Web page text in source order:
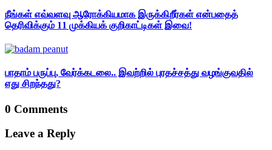
நீங்கள் எவ்வளவு ஆரோக்கியமாக இருக்கிறீர்கள் என்பதைத்
தெரிவிக்கும் 11 முக்கியக் குறிகாட்டிகள் இவை!
பாதாம் பருப்பு, வேர்க்கடலை.. இவற்றில் புரதச்சத்து வழங்குவதில்
எது சிறந்தது?
0 Comments
Leave a Reply